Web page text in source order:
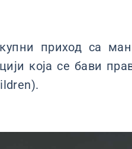
приход са
која се бави